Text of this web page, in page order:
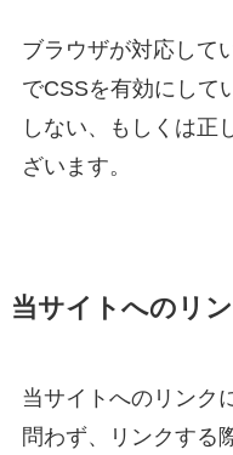
ブラウザが対応して
でCSSを有効にして
しない、もしくは正
ざいます。
当サイトへのリ
当サイトへのリンク
問わず、リンクする